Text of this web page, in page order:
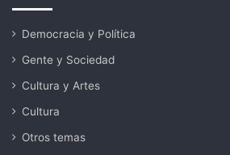
Democracia y Política
Gente y Sociedad
Cultura y Artes
Cultura
Otros temas